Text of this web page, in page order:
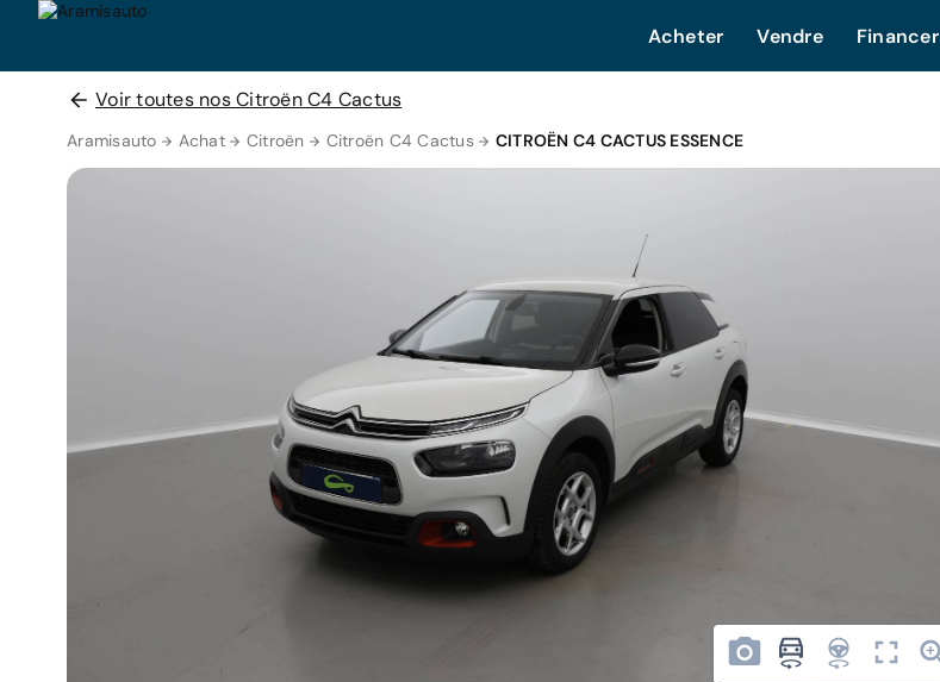
Acheter Vendre Financer
Voir toutes nos Citroën C4 Cactus
Aramisauto Achat Citroën Citroën C4 Cactus CITROËN C4 CACTUS ESSENCE